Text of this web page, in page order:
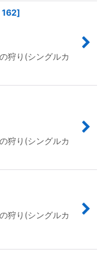
162]
狩り(シングルカ
狩り(シングルカ
狩り(シングルカ